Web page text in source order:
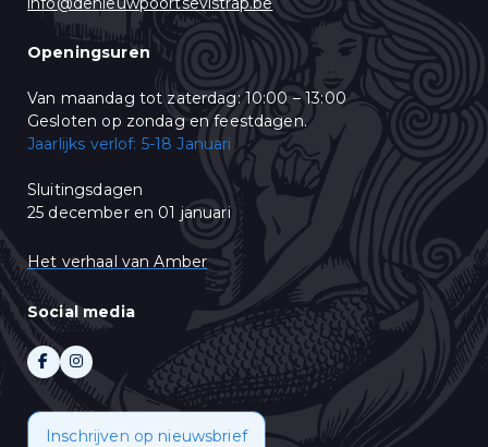
u op "Abonneren" klikt, stemt u in met het delen van uw
Openingsuren
Van maandag tot zaterdag: 10:00 – 13:00
Gesloten op zondag en feestdagen.
Jaarlijks verlof: 5-18 Januari
Sluitingsdagen
25 december en 01 januari
Het verhaal van Amber
Social media
Inschrijven op nieuwsbrief